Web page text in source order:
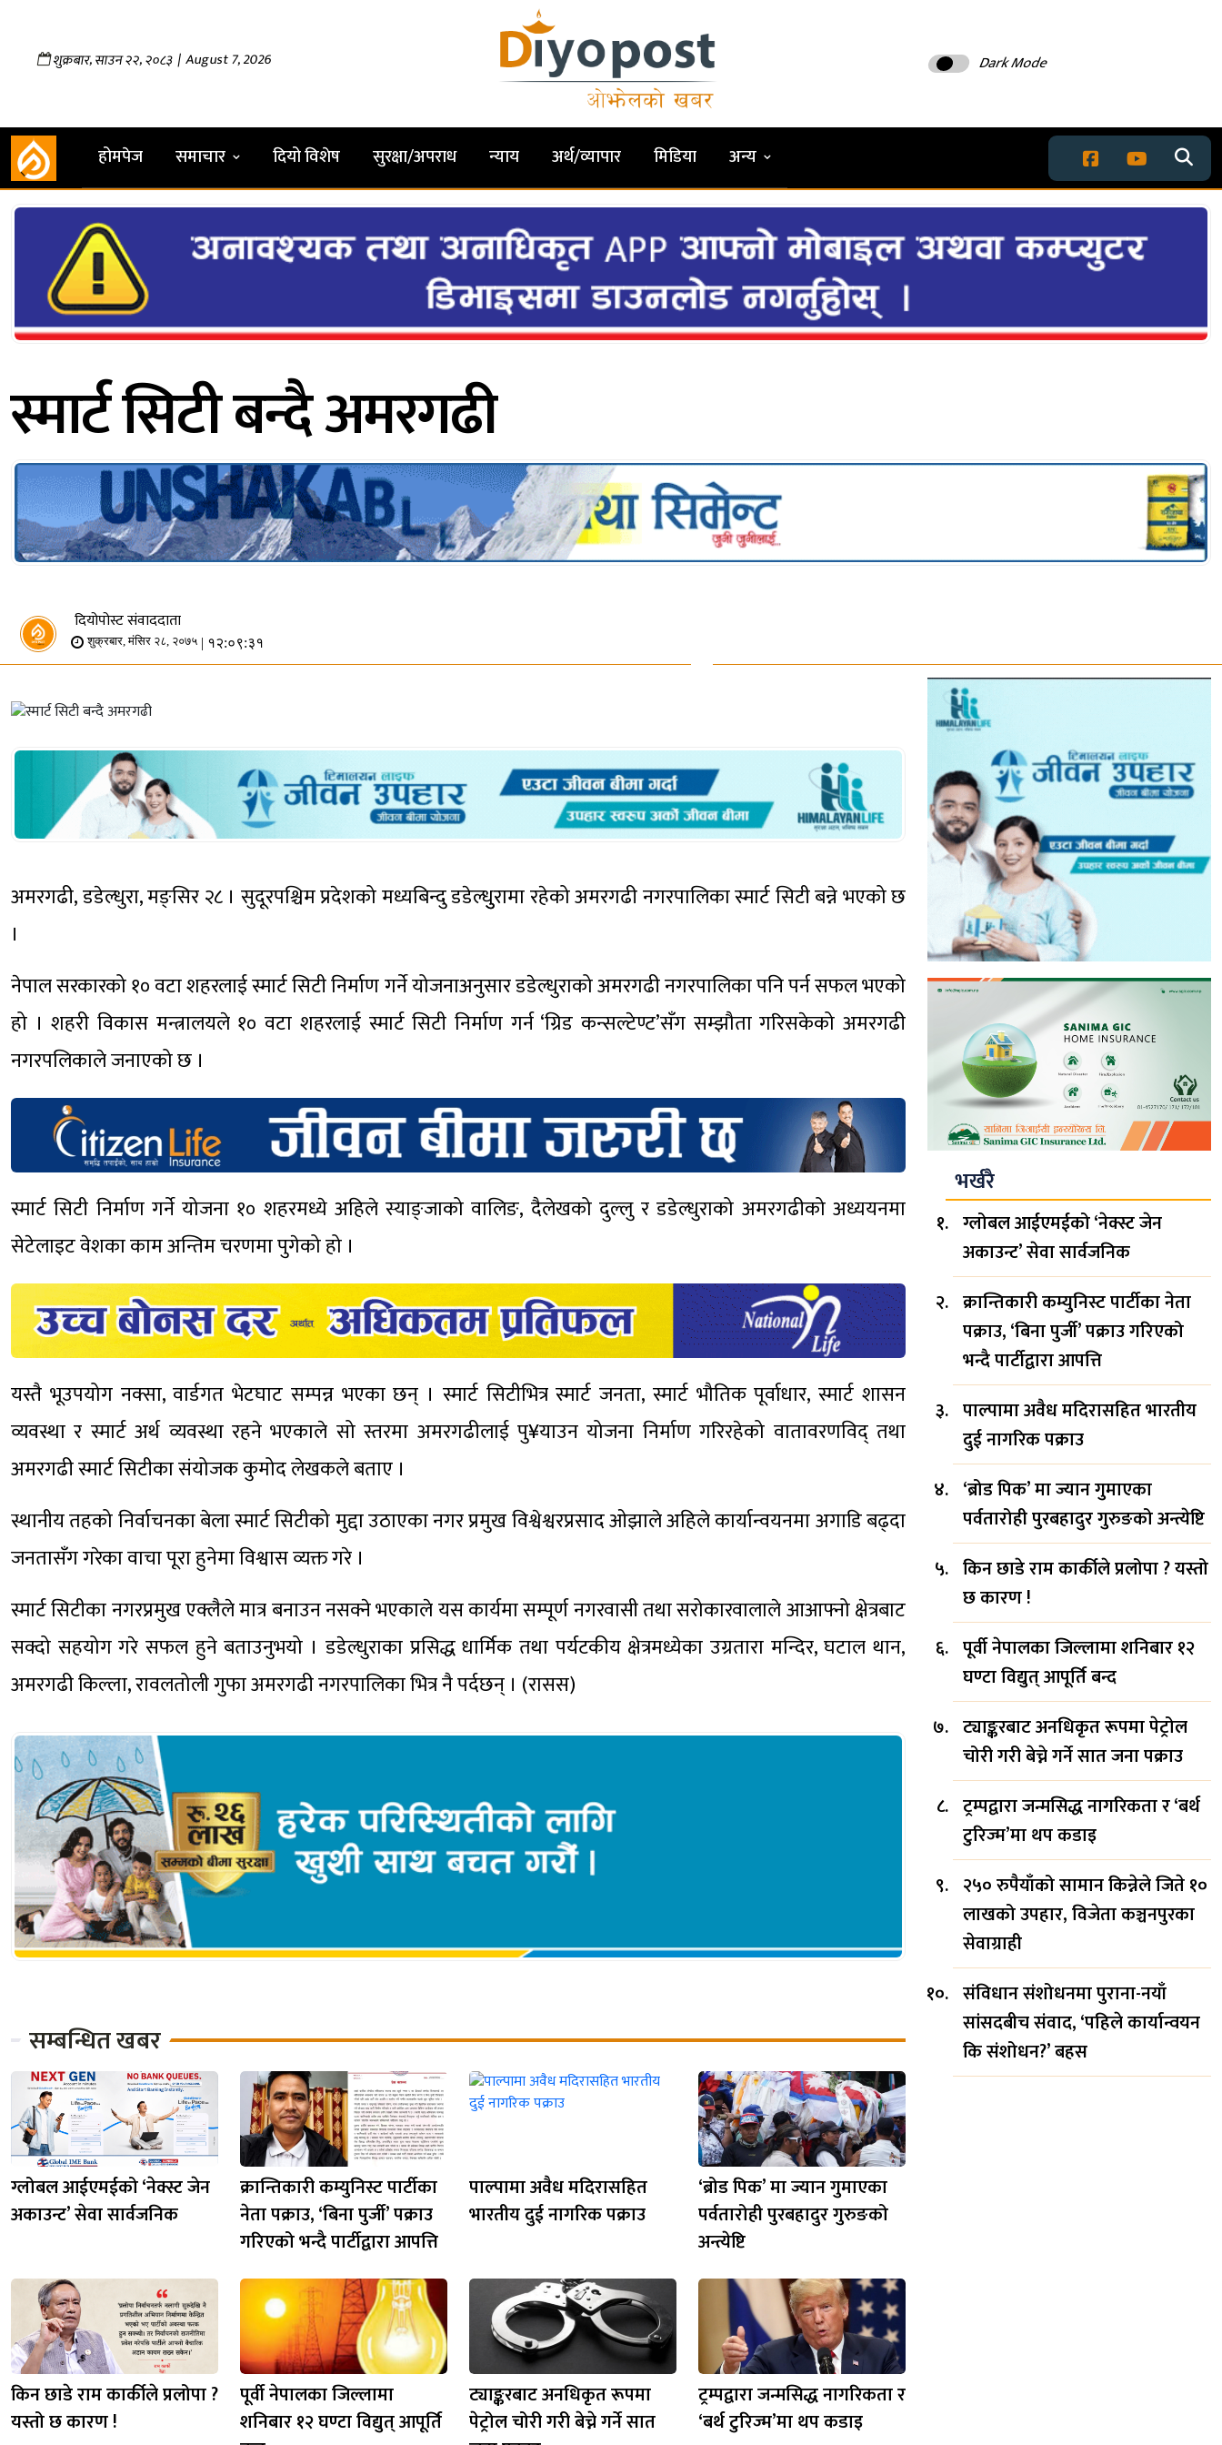
शुक्रबार,साउन२२,२०८३| August 7, 2026 Dark Mode
होमपेज समाचार दियो विशेष सुरक्षा/अपराध न्याय अर्थ/व्यापार मिडिया अन्य
स्मार्ट सिटी बन्दै अमरगढी
दियोपोस्ट संवाददाता
शुक्रबार, मंसिर २८, २०७५ | १२:०९:३१
अमरगढी, डडेल्धुरा, मङ्सिर २८ । सुदूरपश्चिम प्रदेशको मध्यबिन्दु डडेल्धुुरामा रहेको अमरगढी नगरपालिका स्मार्ट सिटी बन्ने भएको छ
।
नेपाल सरकारको १० वटा शहरलाई स्मार्ट सिटी निर्माण गर्ने योजनाअनुसार डडेल्धुराको अमरगढी नगरपालिका पनि पर्न सफल भएको
हो । शहरी विकास मन्त्रालयले १० वटा शहरलाई स्मार्ट सिटी निर्माण गर्न ‘ग्रिड कन्सल्टेण्ट’सँग सम्झौता गरिसकेको अमरगढी
नगरपलिकाले जनाएको छ ।
स्मार्ट सिटी निर्माण गर्ने योजना १० शहरमध्ये अहिले स्याङ्जाको वालिङ, दैलेखको दुल्लु र डडेल्धुराको अमरगढीको अध्ययनमा
सेटेलाइट वेशका काम अन्तिम चरणमा पुगेको हो ।
यस्तै भूउपयोग नक्सा, वार्डगत भेटघाट सम्पन्न भएका छन् । स्मार्ट सिटीभित्र स्मार्ट जनता, स्मार्ट भौतिक पूर्वाधार, स्मार्ट शासन
व्यवस्था र स्मार्ट अर्थ व्यवस्था रहने भएकाले सो स्तरमा अमरगढीलाई पु¥याउन योजना निर्माण गरिरहेको वातावरणविद् तथा
अमरगढी स्मार्ट सिटीका संयोजक कुमोद लेखकले बताए ।
स्थानीय तहको निर्वाचनका बेला स्मार्ट सिटीको मुद्दा उठाएका नगर प्रमुख विश्वेश्वरप्रसाद ओझाले अहिले कार्यान्वयनमा अगाडि बढ्दा
जनतासँग गरेका वाचा पूरा हुनेमा विश्वास व्यक्त गरे ।
स्मार्ट सिटीका नगरप्रमुख एक्लैले मात्र बनाउन नसक्ने भएकाले यस कार्यमा सम्पूर्ण नगरवासी तथा सरोकारवालाले आआफ्नो क्षेत्रबाट
सक्दो सहयोग गरे सफल हुने बताउनुभयो । डडेल्धुराका प्रसिद्ध धार्मिक तथा पर्यटकीय क्षेत्रमध्येका उग्रतारा मन्दिर, घटाल थान,
अमरगढी किल्ला, रावलतोली गुफा अमरगढी नगरपालिका भित्र नै पर्दछन् । (रासस)
सम्बन्धित खबर
ग्लोबल आईएमईको ‘नेक्स्ट जेन
अकाउन्ट’ सेवा सार्वजनिक
क्रान्तिकारी कम्युनिस्ट पार्टीका
नेता पक्राउ, ‘बिना पुर्जी’ पक्राउ
गरिएको भन्दै पार्टीद्वारा आपत्ति
पाल्पामा अवैध मदिरासहित
भारतीय दुई नागरिक पक्राउ
‘ब्रोड पिक’ मा ज्यान गुमाएका
पर्वतारोही पुरबहादुर गुरुङको
अन्त्येष्टि
किन छाडे राम कार्कीले प्रलोपा ?
यस्तो छ कारण !
पूर्वी नेपालका जिल्लामा
शनिबार १२ घण्टा विद्युत् आपूर्ति
ट्याङ्करबाट अनधिकृत रूपमा
पेट्रोल चोरी गरी बेच्ने गर्ने सात
ट्रम्पद्वारा जन्मसिद्ध नागरिकता र
‘बर्थ टुरिज्म’मा थप कडाइ
भर्खरै
ग्लोबल आईएमईको ‘नेक्स्ट जेन
अकाउन्ट’ सेवा सार्वजनिक
क्रान्तिकारी कम्युनिस्ट पार्टीका नेता
पक्राउ, ‘बिना पुर्जी’ पक्राउ गरिएको
भन्दै पार्टीद्वारा आपत्ति
पाल्पामा अवैध मदिरासहित भारतीय
दुई नागरिक पक्राउ
‘ब्रोड पिक’ मा ज्यान गुमाएका
पर्वतारोही पुरबहादुर गुरुङको अन्त्येष्टि
किन छाडे राम कार्कीले प्रलोपा ? यस्तो
छ कारण !
पूर्वी नेपालका जिल्लामा शनिबार १२
घण्टा विद्युत् आपूर्ति बन्द
ट्याङ्करबाट अनधिकृत रूपमा पेट्रोल
चोरी गरी बेच्ने गर्ने सात जना पक्राउ
ट्रम्पद्वारा जन्मसिद्ध नागरिकता र ‘बर्थ
टुरिज्म’मा थप कडाइ
२५० रुपैयाँको सामान किन्नेले जिते १०
लाखको उपहार, विजेता कञ्चनपुरका
सेवाग्राही
संविधान संशोधनमा पुराना-नयाँ
सांसदबीच संवाद, ‘पहिले कार्यान्वयन
कि संशोधन?’ बहस